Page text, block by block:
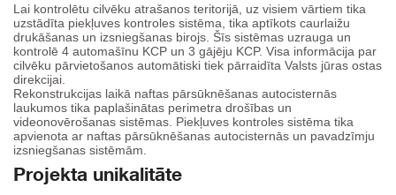
Lai kontrolētu cilvēku atrašanos teritorijā, uz visiem vārtiem tika
uzstādīta piekļuves kontroles sistēma, tika aptīkots caurlaižu
drukāšanas un izsniegšanas birojs. Šīs sistēmas uzrauga un
kontrolē 4 automašīnu KCP un 3 gājēju KCP. Visa informācija par
cilvēku pārvietošanos automātiski tiek pārraidīta Valsts jūras ostas
direkcijai.
Rekonstrukcijas laikā naftas pārsūknēšanas autocisternās
laukumos tika paplašinātas perimetra drošības un
videonovērošanas sistēmas. Piekļuves kontroles sistēma tika
apvienota ar naftas pārsūknēšanas autocisternās un pavadzīmju
izsniegšanas sistēmām.
Projekta unikalitāte